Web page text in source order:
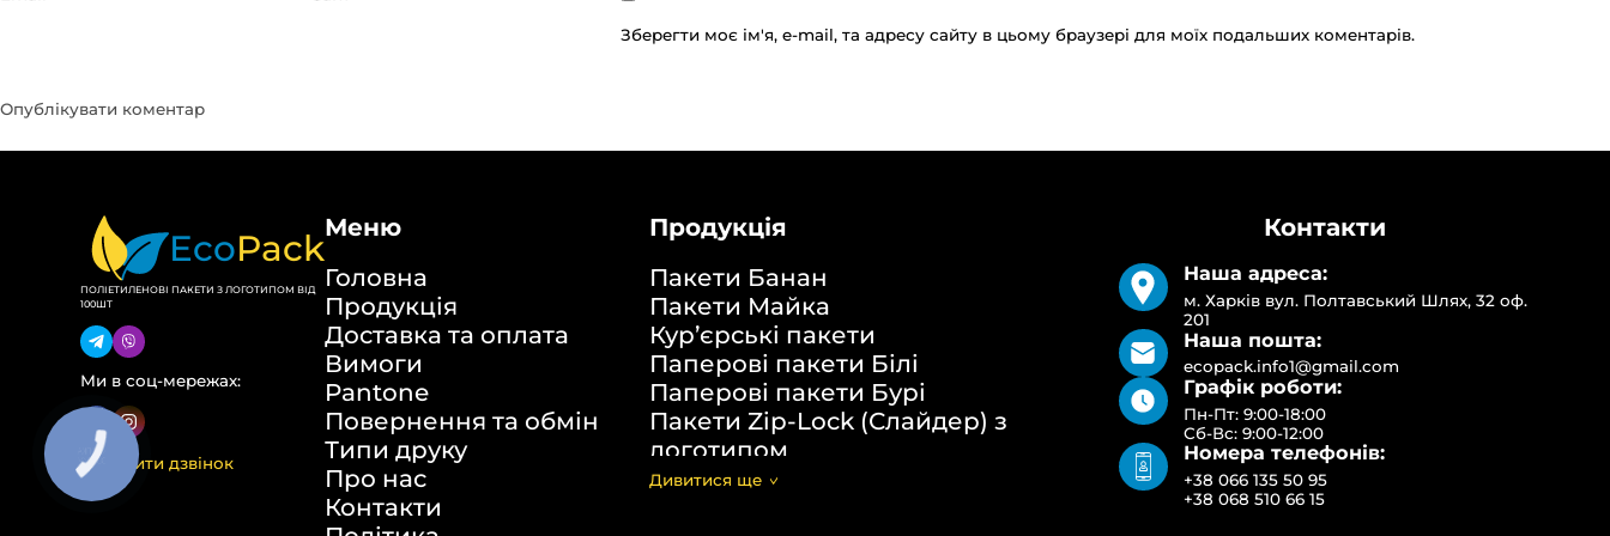
Зберегти моє ім'я, e-mail, та адресу сайту в цьому браузері для моїх подальших коментарів.
EcoPack
ПОЛІЕТИЛЕНОВІ ПАКЕТИ З ЛОГОТИПОМ ВІД
100ШТ
Ми в соц-мережах:
Замовити дзвінок
Меню
Головна
Продукція
Доставка та оплата
Вимоги
Pantone
Повернення та обмін
Типи друку
Про нас
Контакти
Продукція
Пакети Банан
Пакети Майка
Кур’єрські пакети
Паперові пакети Білі
Паперові пакети Бурі
Пакети Zip-Lock (Слайдер) з
логотипом
Пакети банан ПВХ
Дивитися щe
Контакти
Наша адреса:
м. Харків вул. Полтавський Шлях, 32 оф.
201
Наша пошта:
ecopack.info1@gmail.com
Графік роботи:
Пн-Пт: 9:00-18:00
Сб-Вс: 9:00-12:00
Номера телефонів:
+38 066 135 50 95
+38 068 510 66 15